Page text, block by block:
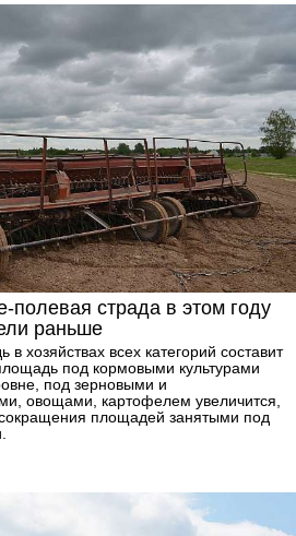
страда в этом году
раньше
хозяйствах всех категорий составит
под кормовыми культурами
под зерновыми и
овощами, картофелем увеличится,
сокращения площадей занятыми под